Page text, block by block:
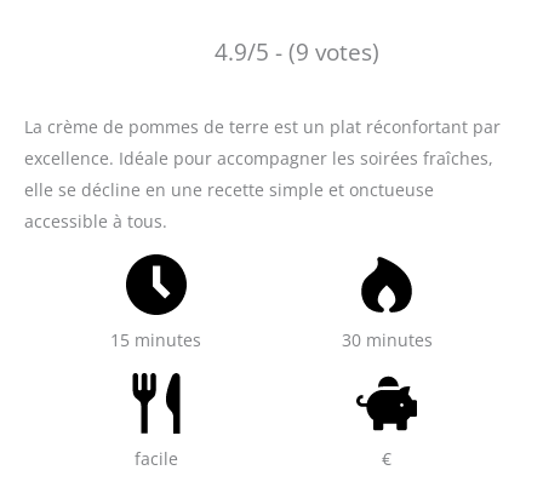
4.9/5 - (9 votes)
La crème de pommes de terre est un plat réconfortant par
excellence. Idéale pour accompagner les soirées fraîches,
elle se décline en une recette simple et onctueuse
accessible à tous.
15 minutes 30 minutes
facile €